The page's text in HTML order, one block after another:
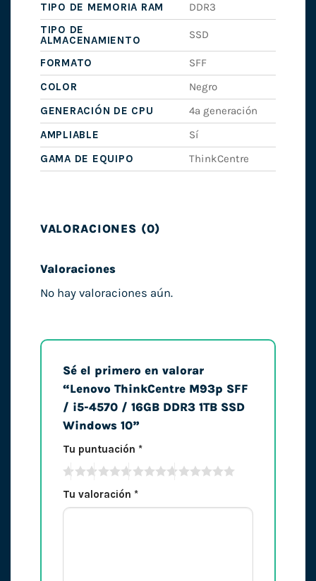
TIPO DE MEMORIA RAM
DDR3
TIPO DE
ALMACENAMIENTO
SSD
FORMATO
SFF
COLOR
Negro
GENERACIÓN DE CPU
4ª generación
AMPLIABLE
Sí
GAMA DE EQUIPO
ThinkCentre
VALORACIONES (0)
Valoraciones
No hay valoraciones aún.
Sé el primero en valorar
“Lenovo ThinkCentre M93p SFF
/ i5-4570 / 16GB DDR3 1TB SSD
Windows 10”
Tu puntuación *
Tu valoración *